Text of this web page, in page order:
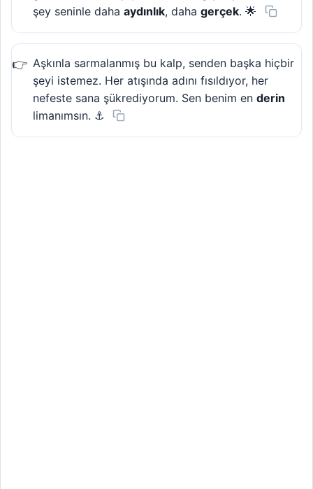
şey seninle daha aydınlık, daha gerçek. 🌟
Aşkınla sarmalanmış bu kalp, senden başka hiçbir
şeyi istemez. Her atışında adını fısıldıyor, her
nefeste sana şükrediyorum. Sen benim en derin
limanımsın. ⚓